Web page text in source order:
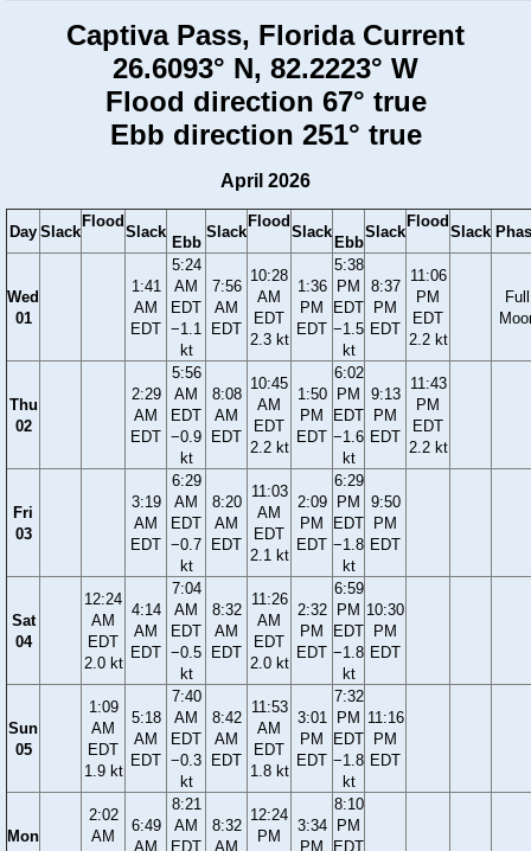
Captiva Pass, Florida Current
26.6093° N, 82.2223° W
Flood direction 67° true
Ebb direction 251° true
April 2026
Day Slack
Flood
Slack
Ebb
Slack
Flood
Slack
Ebb
Slack
Flood
Slack
Wed
01
1:41
AM
EDT
5:24
AM
EDT
−1.1
kt
7:56
AM
EDT
10:28
AM
EDT
2.3 kt
1:36
PM
EDT
5:38
PM
EDT
−1.5
kt
8:37
PM
EDT
11:06
PM
EDT
2.2 kt
Full
Thu
02
2:29
AM
EDT
5:56
AM
EDT
−0.9
kt
8:08
AM
EDT
10:45
AM
EDT
2.2 kt
1:50
PM
EDT
6:02
PM
EDT
−1.6
kt
9:13
PM
EDT
11:43
PM
EDT
2.2 kt
Fri
03
3:19
AM
EDT
6:29
AM
EDT
−0.7
kt
8:20
AM
EDT
11:03
AM
EDT
2.1 kt
2:09
PM
EDT
6:29
PM
EDT
−1.8
kt
9:50
PM
EDT
Sat
04
12:24
AM
EDT
2.0 kt
4:14
AM
EDT
7:04
AM
EDT
−0.5
kt
8:32
AM
EDT
11:26
AM
EDT
2.0 kt
2:32
PM
EDT
6:59
PM
EDT
−1.8
kt
10:30
PM
EDT
Sun
05
1:09
AM
EDT
1.9 kt
5:18
AM
EDT
7:40
AM
EDT
−0.3
kt
8:42
AM
EDT
11:53
AM
EDT
1.8 kt
3:01
PM
EDT
7:32
PM
EDT
−1.8
kt
11:16
PM
EDT
Mon
2:02
AM
6:49
AM
8:21
AM
EDT
8:32
AM
12:24
PM
3:34
PM
8:10
PM
EDT